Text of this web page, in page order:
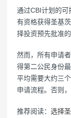
通过CBI计划的可
有资格获得圣基
择投资预先批准的
然而，所有申请
得第二公民身份
平均需要大约三
申请流程。否则
推荐阅读： 选择